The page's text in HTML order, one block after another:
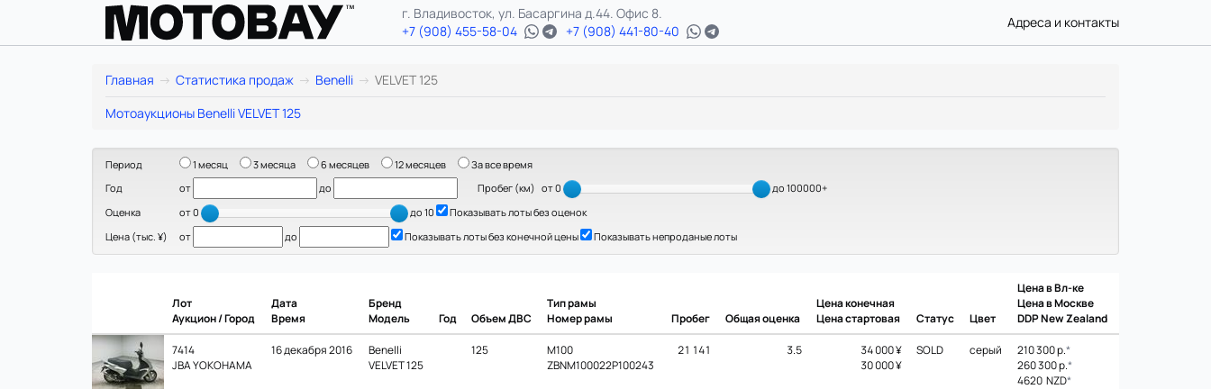
г. Владивосток, ул. Басаргина д.44. Офис 8.
+7 (908) 455-58-04
+7 (908) 441-80-40
Адреса и контакты
Benelli
VELVET
125:
статистика
цен
и
продаж
в
Японии
Главная Статистика продаж Benelli
VELVET 125
Мотоаукционы Benelli VELVET 125
Период 1 месяц 3 месяца 6 месяцев 12 месяцев
За все время
Год
от до Пробег (км) от 0
до 100000+
Оценка
от 0 до 10
Показывать лоты без оценок
Цена (тыс. ¥)
от до Показывать лоты без конечной цены Показывать непроданые лоты
Лот
Аукцион / Город
Дата
Время
Бренд
Модель
Год Объем ДВС
Тип рамы
Номер рамы
Пробег Общая оценка
Цена конечная
Цена стартовая
Статус Цвет
Цена в Вл-ке
Цена в Москве
DDP New Zealand
7414
JBA YOKOHAMA
16 декабря 2016
Benelli
VELVET 125
125
M100
ZBNM100022P100243
21 141 3.5
34 000 ¥
30 000 ¥
SOLD серый 210 300 р.*
260 300 р.*
4620 NZD*